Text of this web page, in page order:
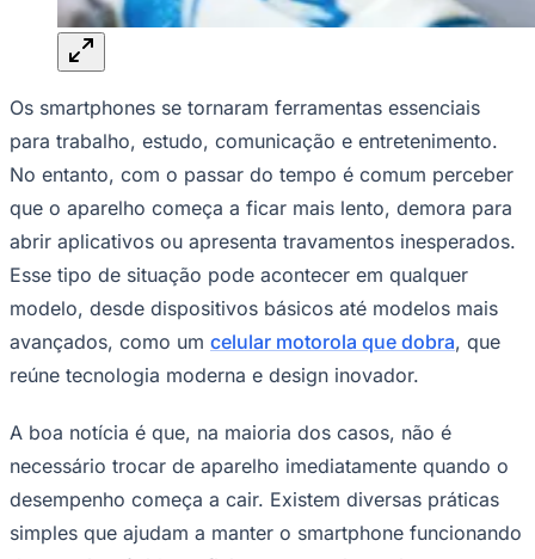
Panorama Econômico
Panorama Econômico
Para Sua Empresa
Anuncie no Portal
Verificar EmpresaNovo
Publicidade Legal
NBA
NFL
Fórmula 1
UFC
Tênis (ATP)
NHL
Vôlei
Competições de Futebol
Brasileirão Série A
Os smartphones se tornaram ferramentas essenciais
para trabalho, estudo, comunicação e entretenimento.
No entanto, com o passar do tempo é comum perceber
que o aparelho começa a ficar mais lento, demora para
abrir aplicativos ou apresenta travamentos inesperados.
Esse tipo de situação pode acontecer em qualquer
modelo, desde dispositivos básicos até modelos mais
avançados, como um celular motorola que dobra, que
reúne tecnologia moderna e design inovador.
A boa notícia é que, na maioria dos casos, não é
necessário trocar de aparelho imediatamente quando o
desempenho começa a cair. Existem diversas práticas
simples que ajudam a manter o smartphone funcionando